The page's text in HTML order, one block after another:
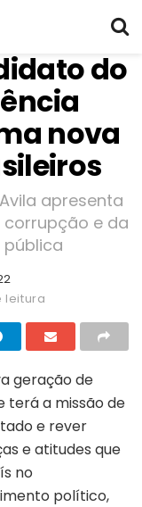
do
nova
apresenta
e da
leitura
geração de
terá a missão de
e rever
e atitudes que
no
político,